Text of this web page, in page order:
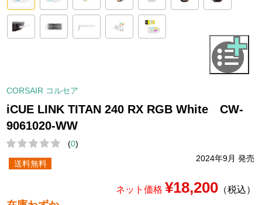
CORSAIR コルセア
iCUE LINK TITAN 240 RX RGB White CW-
9061020-WW
(0)
2024年9月 発売
送料無料
ネット価格 ¥18,200（税込）